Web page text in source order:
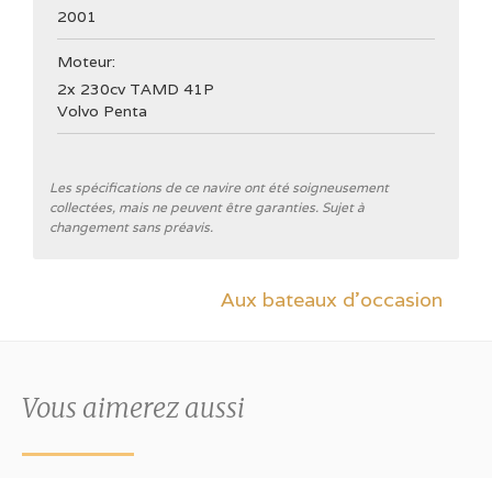
2001
Moteur:
2x 230cv TAMD 41P
Volvo Penta
Général
Chantier naval
Nimbus Boats
Les spécifications de ce navire ont été soigneusement
collectées, mais ne peuvent être garanties. Sujet à
changement sans préavis.
Aux bateaux d'occasion
Vous aimerez aussi